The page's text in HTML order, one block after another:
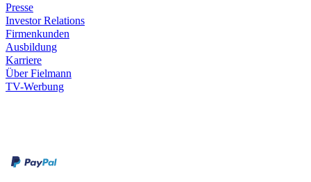
Presse
Investor Relations
Firmenkunden
Ausbildung
Karriere
Über Fielmann
TV-Werbung